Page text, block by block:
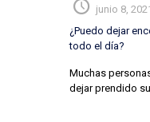
junio 8,
¿Puedo dejar
todo el día?
Muchas
dejar prendido